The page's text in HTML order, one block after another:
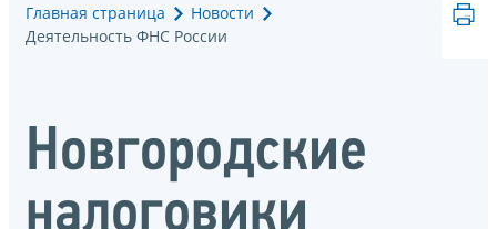
Главная страница
Новости
Деятельность ФНС России
Новгородские
налоговики